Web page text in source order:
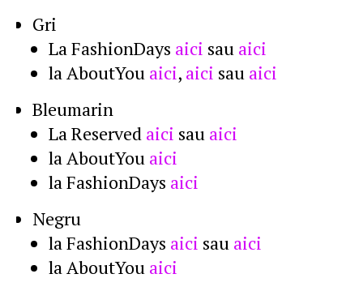
Gri
La FashionDays aici sau aici
la AboutYou aici, aici sau aici
Bleumarin
La Reserved aici sau aici
la AboutYou aici
la FashionDays aici
Negru
la FashionDays aici sau aici
la AboutYou aici